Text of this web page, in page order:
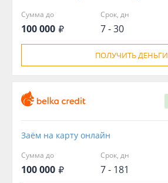
Сумма до
100 000
Срок, дн
7 - 30
ПОЛУЧИТЬ ДЕНЬГИ
Заём на карту онлайн
Сумма до
100 000
Срок, дн
7 - 181